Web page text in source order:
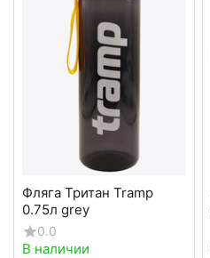
Фляга Тритан Tramp
0.75л grey
0.0
В наличии